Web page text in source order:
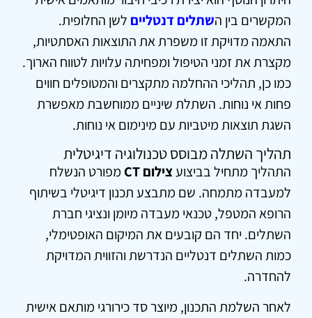
המקשרים בין השתלים דנטליים לשן החלופית.
התאמה מדויקת זו משפרת את התוצאות האסתטיות,
מקצרת את זמני הטיפול ומפחיתה עלויות לטווח הארוך.
כמו כן, תהליכי ההחלמה מתקצרים והמטופלים חווים
פחות אי נוחות. השתלת שיניים ממוחשבת מאפשרת
השגת תוצאות מיטביות עם מינימום אי נוחות.
תהליך השתלה מבוסס טכנולוגיה דיגיטלית
התהליך מתחיל בביצועצילום CT
מפורט הנשלח
למעבדה מתמחה. שם מתבצע תכנון דיגיטלי בשיתוף
הרופא המטפל, טכנאי מעבדה מיומן ונציגי חברת
השתלים. יחד הם קובעים את המיקום האופטימלי,
כמות השתלים דנטליים הנדרשת והזווית המדויקת
להחדרה.
לאחר השלמת התכנון, מיוצר סד כירורגי מותאם אישית